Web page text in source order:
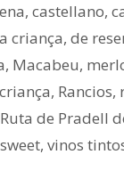
, castellano,
criança, de
, Macabeu,
, Rancios,
Ruta de Pradell
sweet, vinos